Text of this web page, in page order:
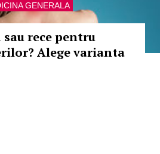
GENERALA
sau rece pentru
Alege varianta